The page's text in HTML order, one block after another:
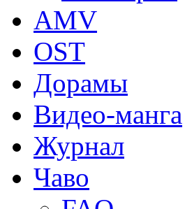
AMV
OST
Дорамы
Видео-манга
Журнал
Чаво